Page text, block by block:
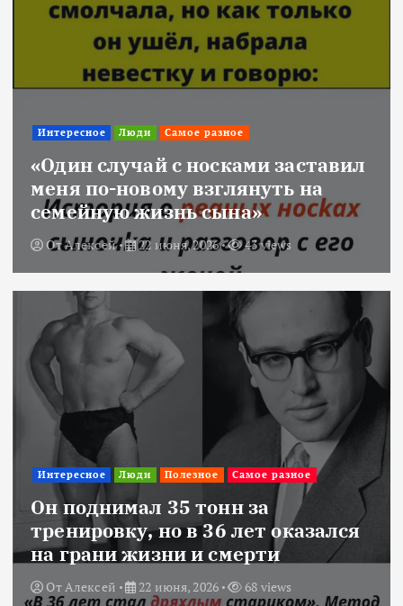
Интересное Люди Самое разное
«Один случай с носками заставил
меня по-новому взглянуть на
семейную жизнь сына»
ОтАлексей 22 июня, 2026 43 views
Интересное Люди Полезное Самое разное
Он поднимал 35 тонн за
тренировку, но в 36 лет оказался
на грани жизни и смерти
ОтАлексей 22 июня, 2026 68 views